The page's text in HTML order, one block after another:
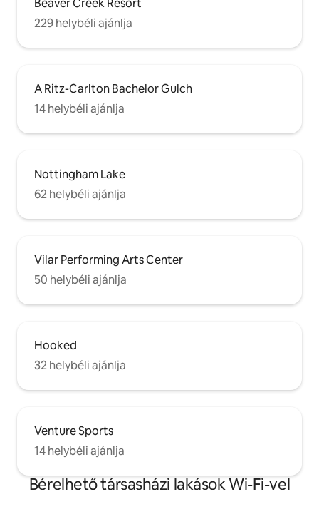
éttermek, kiskereskedelmi üzletek,
jégkorcsolyapálya és egyéb
tevékenységek mind rövid sétányira
vannak, míg a Centennial felvonó és egy
229 helybéli ajánlja
A Ritz-Carlton Bachelor Gulch
14 helybéli ajánlja
Nottingham Lake
62 helybéli ajánlja
Vilar Performing Arts Center
50 helybéli ajánlja
Hooked
32 helybéli ajánlja
Venture Sports
14 helybéli ajánlja
Bérelhető társasházi lakások Wi-Fi-vel